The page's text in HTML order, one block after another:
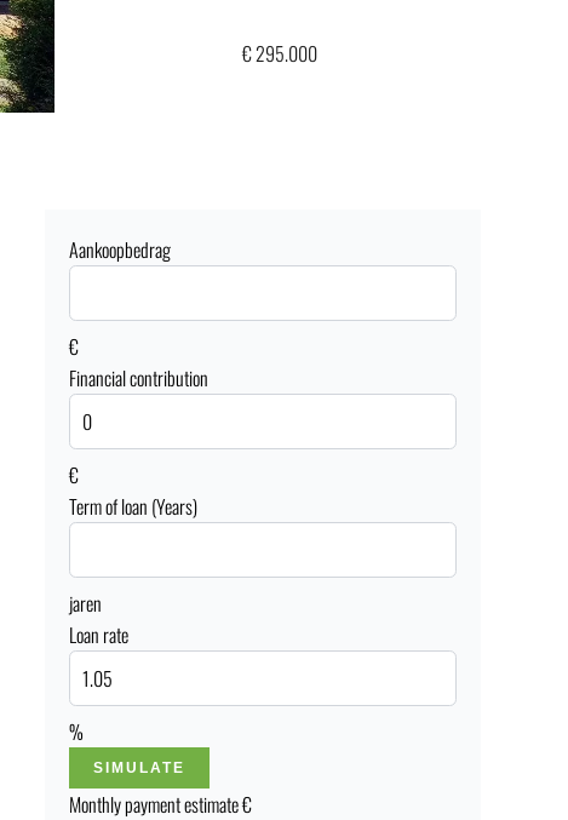
€ 295.000
Aankoopbedrag
€
Financial contribution
€
Term of loan (Years)
jaren
Loan rate
%
SIMULATE
Monthly payment estimate€